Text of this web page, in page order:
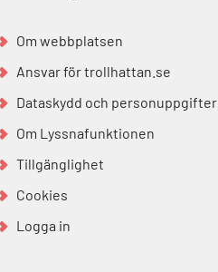
Om webbplatsen
Ansvar för trollhattan.se
Dataskydd och personuppgifter
Om Lyssnafunktionen
Tillgänglighet
Cookies
Logga in